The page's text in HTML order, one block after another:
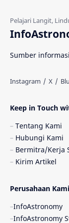
Gerhana
Quasar
TanyaAstro
Enseladus
Indonesia
Sumber
Keep in Touch
Tentang Kami
Hubungi Kami
Bermitra/Kerja
Kirim Artikel
Perusahaan Kami
InfoAstronomy
InfoAstronomy